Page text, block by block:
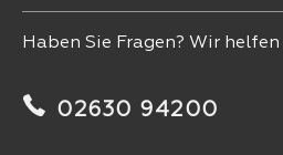
Haben Sie Fragen? Wir helfen
02630 94200